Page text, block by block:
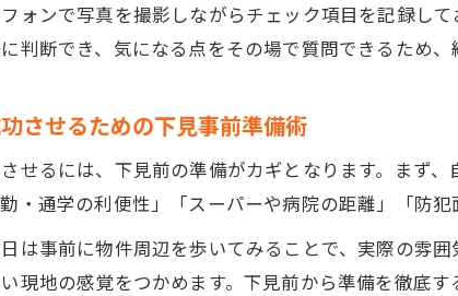
賃貸下見後に
ォンで写真を撮影しながらチェック項目を記録し
判断でき、気になる点をその場で質問できるため、
させるための下見事前準備術
せるには、下見前の準備がカギとなります。まず
・通学の利便性」「スーパーや病院の距離」「防
は事前に物件周辺を歩いてみることで、実際の雰
現地の感覚をつかめます。下見前から準備を徹底